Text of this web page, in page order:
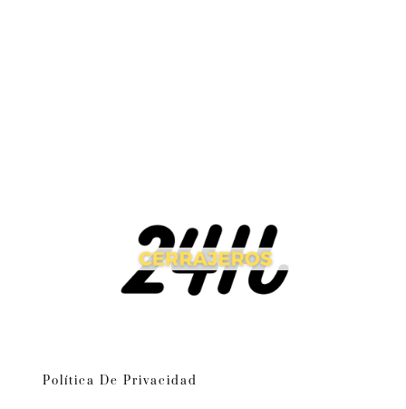
Política De Privacidad